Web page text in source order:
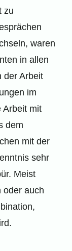
zu
waren
in allen
der Arbeit
im
Arbeit mit
dem
mit der
sehr
Meist
oder auch